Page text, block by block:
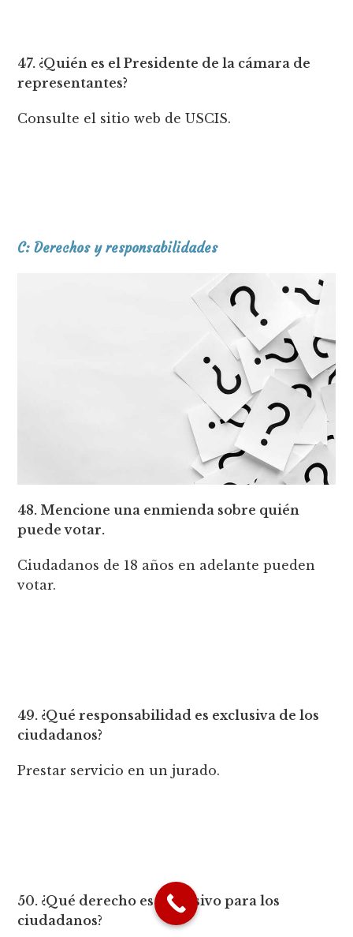
47. ¿Quién es el Presidente de la cámara de
representantes?
Consulte el sitio web de USCIS.
C: Derechos y responsabilidades
48. Mencione una enmienda sobre quién
puede votar.
Ciudadanos de 18 años en adelante pueden
votar.
49. ¿Qué responsabilidad es exclusiva de los
ciudadanos?
Prestar servicio en un jurado.
50. ¿Qué derecho es exclusivo para los
ciudadanos?